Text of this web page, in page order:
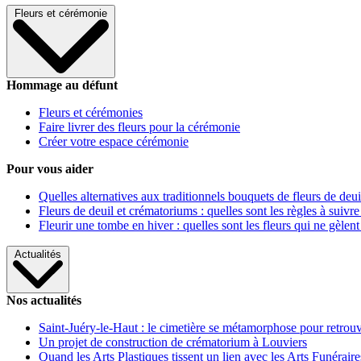
Fleurs et cérémonie
Hommage au défunt
Fleurs et cérémonies
Faire livrer des fleurs pour la cérémonie
Créer votre espace cérémonie
Pour vous aider
Quelles alternatives aux traditionnels bouquets de fleurs de
Fleurs de deuil et crématoriums : quelles sont les règles à
Fleurir une tombe en hiver : quelles sont les fleurs qui ne gèlent
Actualités
Nos actualités
Saint-Juéry-le-Haut : le cimetière se métamorphose pour
Un projet de construction de crématorium à Louviers
Quand les Arts Plastiques tissent un lien avec les Arts